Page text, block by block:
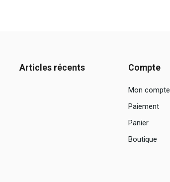
Articles récents Compte
Mon compte
Paiement
Panier
Boutique